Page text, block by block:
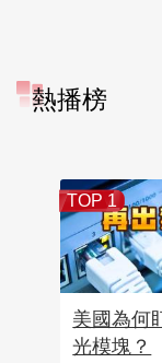
熱播榜
TOP 1
美國為何
光模塊？